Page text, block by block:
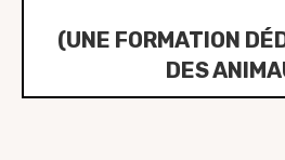
(UNE FORMATION
DES